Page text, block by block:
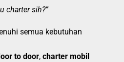
charter sih?”
semua kebutuhan
to door, charter mobil